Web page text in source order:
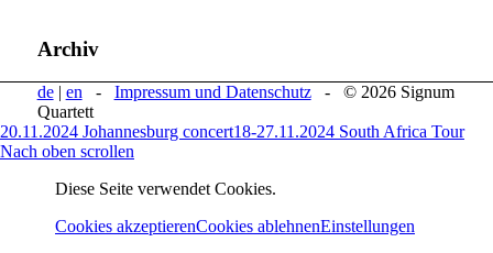
Archiv
de| en- Impressum und Datenschutz- © 2026 Signum
Quartett
20.11.2024 Johannesburg concert18-27.11.2024 South Africa Tour
Nach oben scrollen
Diese Seite verwendet Cookies.
Cookies akzeptierenCookies ablehnenEinstellungen